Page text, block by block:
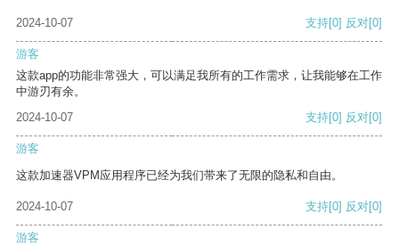
2024-10-07 支持[0] 反对[0]
游客
这款app的功能非常强大，可以满足我所有的工作需求，让我能够在工作
中游刃有余。
2024-10-07
支持[0] 反对[0]
游客
这款加速器VPM应用程序已经为我们带来了无限的隐私和自由。
2024-10-07 支持[0] 反对[0]
游客